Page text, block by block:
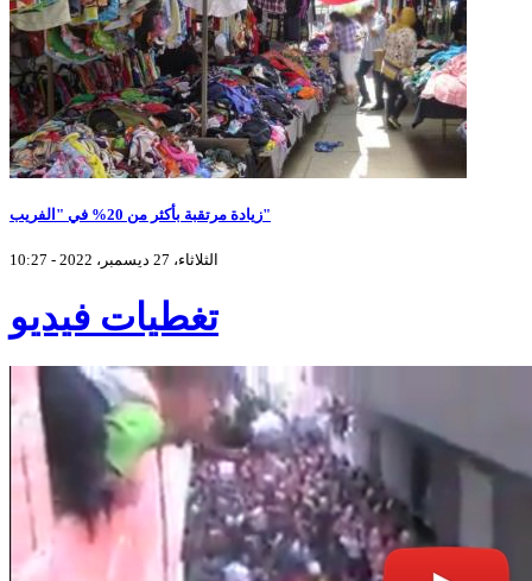
زيادة مرتقبة بأكثر من 20% في "الفريب"
الثلاثاء، 27 ديسمبر، 2022 - 10:27
تغطيات فيديو